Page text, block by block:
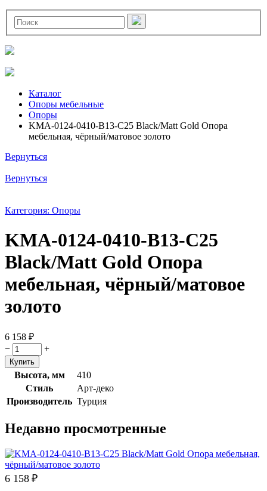
Каталог
Опоры мебельные
Опоры
KMA-0124-0410-B13-C25 Black/Matt Gold Опора
мебельная, чёрный/матовое золото
Вернуться
Вернуться
Категория: Опоры
KMA-0124-0410-B13-C25
Black/Matt Gold Опора
мебельная, чёрный/матовое
золото
6 158 ₽
−
+
Высота, мм
410
Стиль
Арт-деко
Производитель Турция
Недавно просмотренные
6 158 ₽